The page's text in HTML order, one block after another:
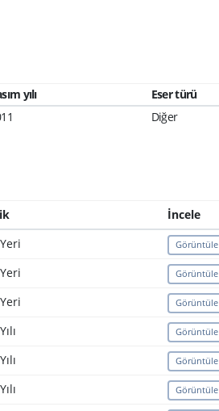
yılı
Eser türü
Diğer
İncele
Görüntüle
Görüntüle
Görüntüle
Görüntüle
Görüntüle
Görüntüle